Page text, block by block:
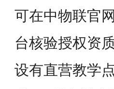
可在中物联官
台核验授权资
设有直营教学